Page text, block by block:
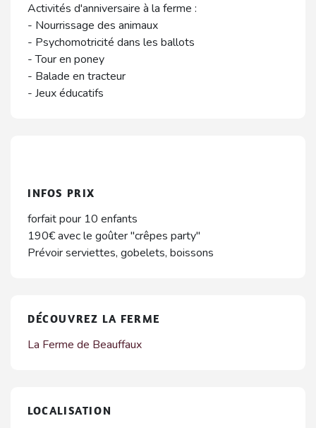
Activités d'anniversaire à la ferme :
- Nourrissage des animaux
- Psychomotricité dans les ballots
- Tour en poney
- Balade en tracteur
- Jeux éducatifs
INFOS PRIX
forfait pour 10 enfants
190€ avec le goûter "crêpes party"
Prévoir serviettes, gobelets, boissons
DÉCOUVREZ LA FERME
La Ferme de Beauffaux
LOCALISATION